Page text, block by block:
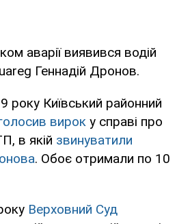
аварії виявився водій
Геннадій Дронов.
року Київський районний
вирок у справі про
в якій звинуватили
. Обоє отримали по 10
Верховний Суд